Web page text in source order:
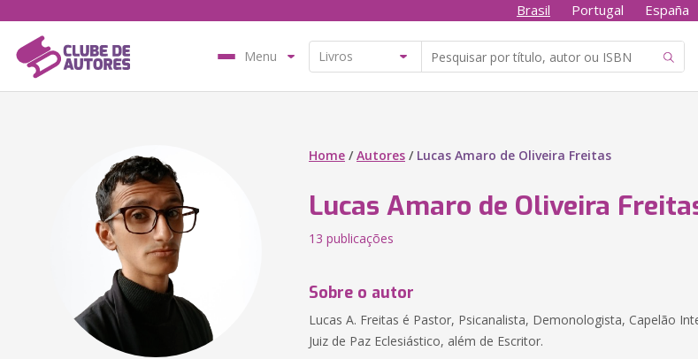
Brasil Portugal España
Menu
Home /Autores / Lucas Amaro de Oliveira Freitas
Lucas Amaro de Oliveira
13 publicações
Sobre o autor
Lucas A. Freitas é Pastor, Psicanalista, Demonologista, Capelão
Juiz de Paz Eclesiástico, além de Escritor.